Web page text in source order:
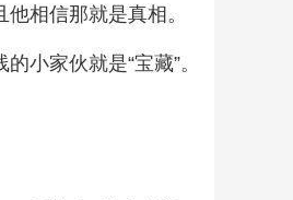
相信那就是真相。
小家伙就是“宝藏”。